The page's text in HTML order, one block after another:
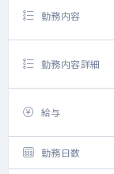
勤務内容
勤務内容詳細
給与
勤務日数